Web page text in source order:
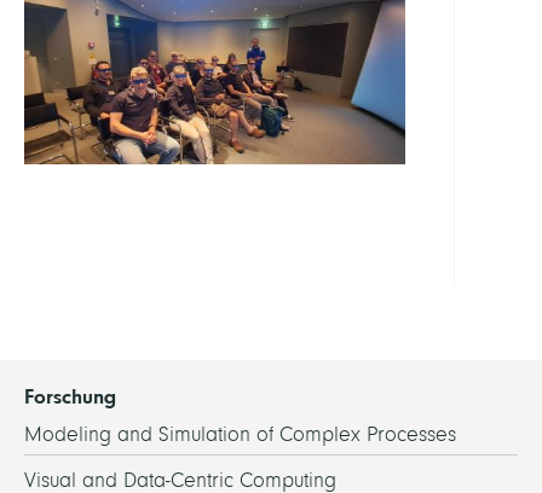
Forschung
Modeling and Simulation of Complex Processes
Visual and Data-Centric Computing